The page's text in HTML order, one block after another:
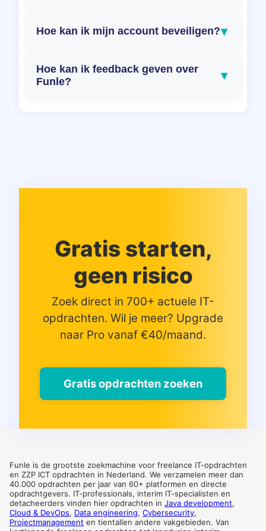
Hoe kan ik mijn account beveiligen?▾
Hoe kan ik feedback geven over
Funle?
▾
Gratis starten,
geen risico
Zoek direct in 700+ actuele IT-
opdrachten. Wil je meer? Upgrade
naar Pro vanaf €40/maand.
Gratis opdrachten zoeken
Funle is de grootste zoekmachine voor freelance IT-opdrachten
en ZZP ICT opdrachten in Nederland. We verzamelen meer dan
40.000 opdrachten per jaar van 60+ platformen en directe
opdrachtgevers. IT-professionals, interim IT-specialisten en
detacheerders vinden hier opdrachten in Java development,
Cloud & DevOps, Data engineering, Cybersecurity,
Projectmanagement en tientallen andere vakgebieden. Van